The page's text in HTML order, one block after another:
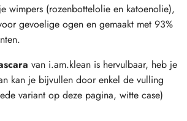
wimpers (rozenbottelolie en katoenolie),
gevoelige ogen en gemaakt met 93%
van i.am.klean is hervulbaar, heb je
kan je bijvullen door enkel de vulling
variant op deze pagina, witte case)